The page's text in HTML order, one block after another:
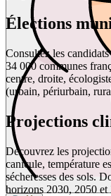
Élections
Consultez les
34 000 communes
centre, droite,
(urbain, périurbain,
Projections
Découvrez les
canicule, température
sécheresses des sols.
horizons 2030, 2050 et